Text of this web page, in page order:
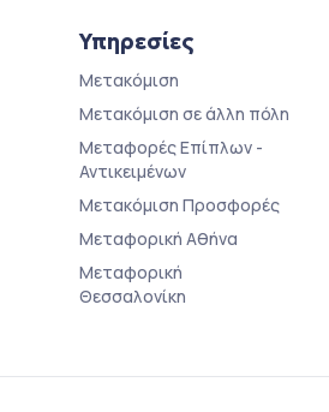
Υπηρεσίες
Μετακόμιση
Μετακόμιση σε άλλη πόλη
Μεταφορές Επίπλων -
Αντικειμένων
Μετακόμιση Προσφορές
Μεταφορική Αθήνα
Μεταφορική
Θεσσαλονίκη